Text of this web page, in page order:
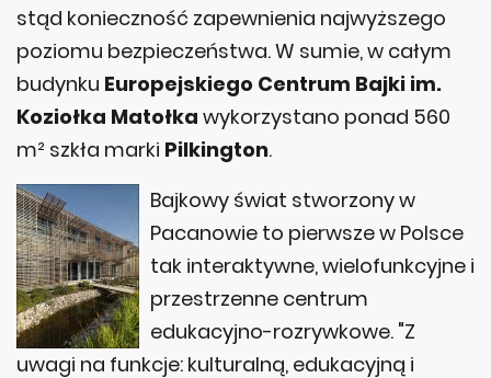
stąd konieczność zapewnienia najwyższego
poziomu bezpieczeństwa. W sumie, w całym
budynku Europejskiego Centrum Bajki im.
Koziołka Matołka wykorzystano ponad 560
m² szkła marki Pilkington.
Bajkowy świat stworzony w
Pacanowie to pierwsze w Polsce
tak interaktywne, wielofunkcyjne i
przestrzenne centrum
edukacyjno-rozrywkowe. "Z
uwagi na funkcje: kulturalną, edukacyjną i